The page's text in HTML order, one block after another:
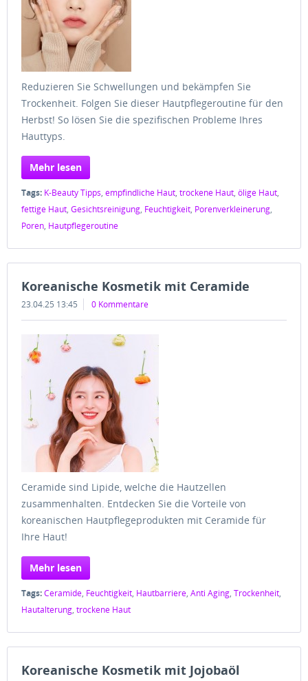
Reduzieren Sie Schwellungen und bekämpfen Sie
Trockenheit. Folgen Sie dieser Hautpflegeroutine für den
Herbst! So lösen Sie die spezifischen Probleme Ihres
Hauttyps.
Mehr lesen
Tags: K-Beauty Tipps, empfindliche Haut, trockene Haut, ölige Haut,
fettige Haut, Gesichtsreinigung, Feuchtigkeit, Porenverkleinerung,
Poren, Hautpflegeroutine
Koreanische Kosmetik mit Ceramide
23.04.25 13:45 0 Kommentare
Ceramide sind Lipide, welche die Hautzellen
zusammenhalten. Entdecken Sie die Vorteile von
koreanischen Hautpflegeprodukten mit Ceramide für
Ihre Haut!
Mehr lesen
Tags:Ceramide, Feuchtigkeit, Hautbarriere, Anti Aging, Trockenheit,
Hautalterung, trockene Haut
Koreanische Kosmetik mit Jojobaöl